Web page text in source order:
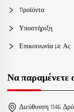
Προϊόντα
Υποστήριξη
Επικοινωνία Με Ας
Να παραμένετε
Διεύθυνση 1146